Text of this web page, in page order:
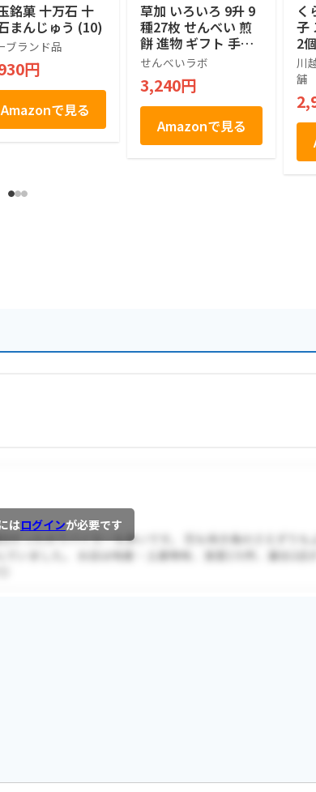
銘菓 十万石 十
まんじゅう (10)
ブランド品
円
Amazonで見る
草加 いろいろ 9升 9
種27枚 せんべい 煎
餅 進物 ギフト 手土
産 包装 1箱 多種 伝
統 専門店 国産 うる
ち米 長期保存 軽量
せんべいラボ 製造
埼玉 草加
せんべいラボ
3,240円
Amazonで見る
く
子
2
ん
対
川
舗
はログインが必要です